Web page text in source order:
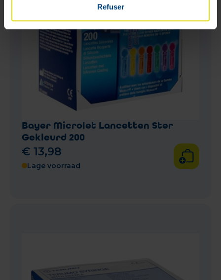
Refuser
Bayer Microlet Lancetten Ster
Gekleurd 200
€ 13,98
Lage voorraad